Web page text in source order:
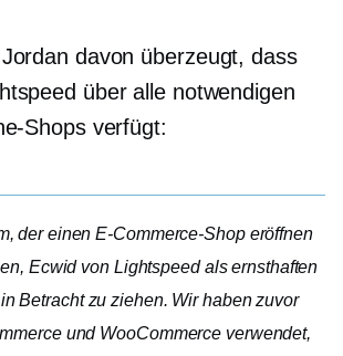
davon überzeugt, dass
über alle notwendigen
Shops verfügt:
der einen E-Commerce-Shop eröffnen
Ecwid von Lightspeed als ernsthaften
Betracht zu ziehen. Wir haben zuvor
und WooCommerce verwendet,